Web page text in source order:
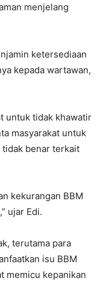
menjelang
ketersediaan
kepada wartawan,
untuk tidak khawatir
masyarakat untuk
benar terkait
kekurangan BBM
ujar Edi.
terutama para
isu BBM
memicu kepanikan